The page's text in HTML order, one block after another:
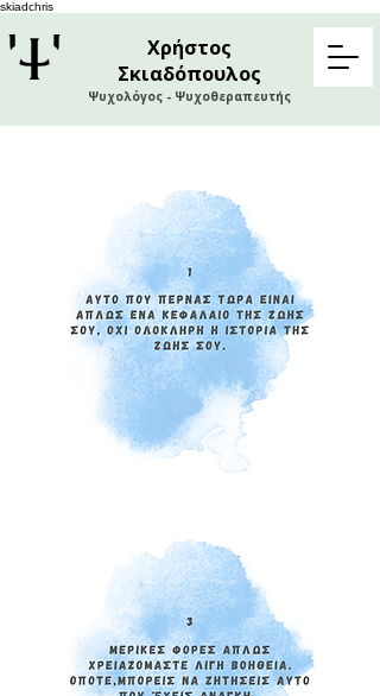
skiadchris
Ψυχολόγος - Ψυχοθεραπευτής
Χρήστος
Σκιαδόπουλος